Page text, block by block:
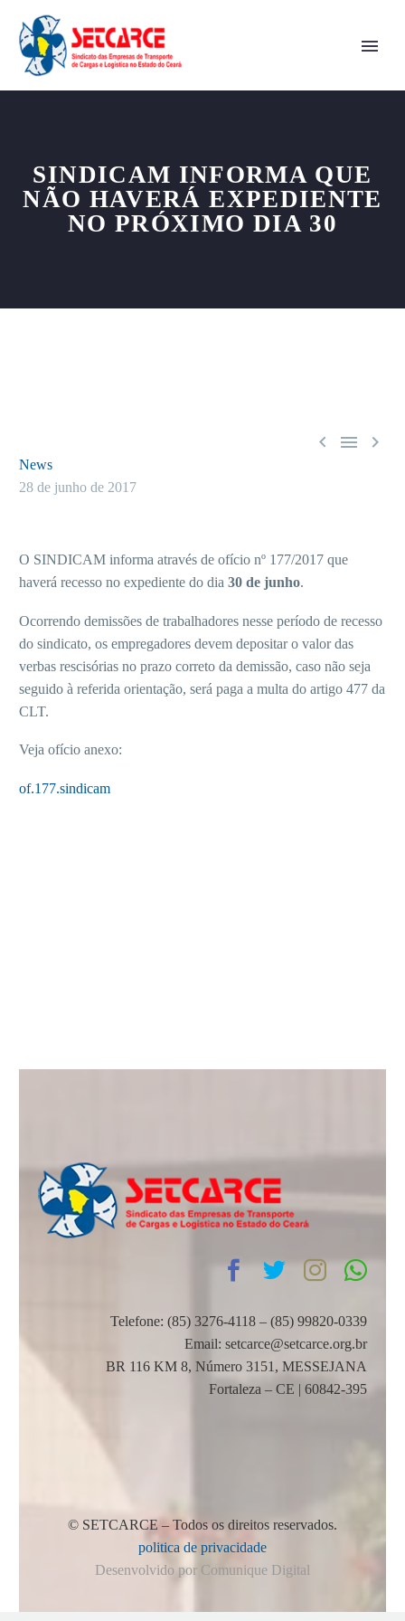
SINDICAM INFORMA QUE
NÃO HAVERÁ EXPEDIENTE
NO PRÓXIMO DIA 30
  
News
28 de junho de 2017
O SINDICAM informa através de ofício nº 177/2017 que
haverá recesso no expediente do dia 30 de junho.
Ocorrendo demissões de trabalhadores nesse período de recesso
do sindicato, os empregadores devem depositar o valor das
verbas rescisórias no prazo correto da demissão, caso não seja
seguido à referida orientação, será paga a multa do artigo 477 da
CLT.
Veja ofício anexo:
of.177.sindicam
Telefone: (85) 3276-4118 – (85) 99820-0339
Email: setcarce@setcarce.org.br
BR 116 KM 8, Número 3151, MESSEJANA
Fortaleza – CE | 60842-395
© SETCARCE – Todos os direitos reservados.
politica de privacidade
Desenvolvido por Comunique Digital